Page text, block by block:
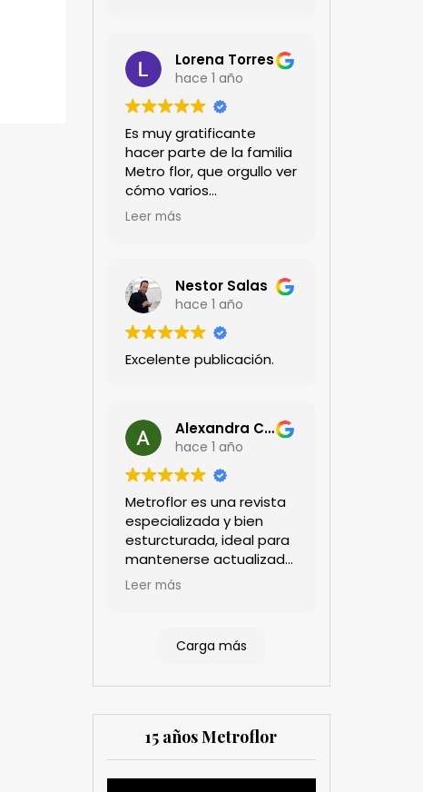
Lorena Torres
hace 1 año
Es muy gratificante
hacer parte de la familia
Metro flor, que orgullo ver
cómo varios
profesionales hombres y
técnicas. Gracias por
mantenernos al día.mil
GRACIAS
Leer más
Nestor Salas
hace 1 año
Excelente publicación.
Alexandra Castillo
hace 1 año
Metroflor es una revista
especializada y bien
esturcturada, ideal para
mantenerse actualizado
en el sector floricultor.
estratégica, las
sector así como los
cubrimientos de los
eventos sociales de las
compañías. Es una
Leer más
Carga más
15 años Metroflor